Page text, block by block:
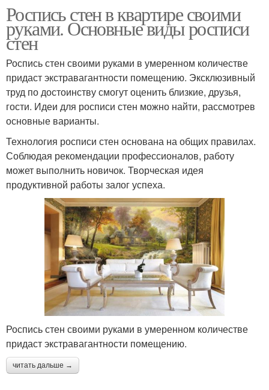
Роспись стен в квартире своими
руками. Основные виды росписи
стен
Роспись стен своими руками в умеренном количестве
придаст экстравагантности помещению. Эксклюзивный
труд по достоинству смогут оценить близкие, друзья,
гости. Идеи для росписи стен можно найти, рассмотрев
основные варианты.
Технология росписи стен основана на общих правилах.
Соблюдая рекомендации профессионалов, работу
может выполнить новичок. Творческая идея
продуктивной работы залог успеха.
Роспись стен своими руками в умеренном количестве
придаст экстравагантности помещению.
читать дальше →